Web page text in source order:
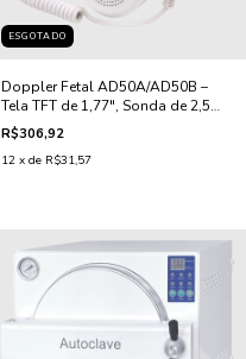
ESGOTADO
Doppler Fetal AD50A/AD50B –
Tela TFT de 1,77", Sonda de 2,5
MHz e Alta Precisão
R$306,92
12 x de R$31,57